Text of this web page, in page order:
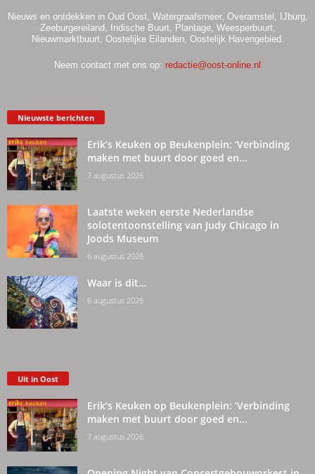
Nieuws en ontdekken in Oud Oost, Watergraafsmeer, Overamstel, IJburg,
Zeeburgereiland, Indische Buurt, Plantage, Weesperbuurt,
Nieuwmarktbuurt, Oostelijke Eilanden, Oostelijk Havengebied.
Neem contact met ons op: redactie@oost-online.nl
Nieuwste berichten
Erik’s Keuken op Beukenplein: ‘Verbinding
maken met buurt door goed en...
7 augustus 2026
Laatste weken eerste Nederlandse
solotentoonstelling van Judy Chicago in
Joods Museum
6 augustus 2026
Waar is dit…
6 augustus 2026
Uit in Oost
Erik’s Keuken op Beukenplein: ‘Verbinding
maken met buurt door goed en...
7 augustus 2026